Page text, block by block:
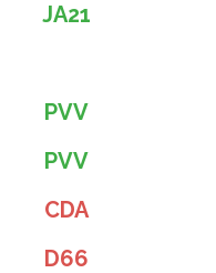
JA21
PVV
PVV
CDA
D66